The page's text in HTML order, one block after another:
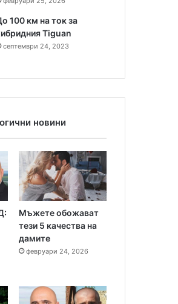
100 км на ток за
Tiguan
септември 24, 2023
новини
Мъжете обожават
тези 5 качества на
дамите
февруари 24, 2026